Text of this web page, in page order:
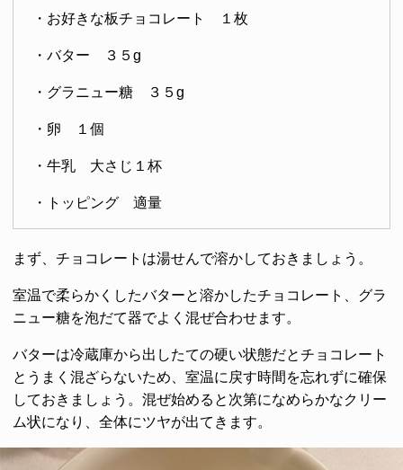
・お好きな板チョコレート １枚
・バター ３５g
・グラニュー糖 ３５g
・卵 １個
・牛乳 大さじ１杯
・トッピング 適量
まず、チョコレートは湯せんで溶かしておきましょう。
室温で柔らかくしたバターと溶かしたチョコレート、グラ
ニュー糖を泡だて器でよく混ぜ合わせます。
バターは冷蔵庫から出したての硬い状態だとチョコレート
とうまく混ざらないため、室温に戻す時間を忘れずに確保
しておきましょう。混ぜ始めると次第になめらかなクリー
ム状になり、全体にツヤが出てきます。